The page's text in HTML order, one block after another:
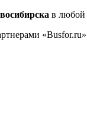
в любой